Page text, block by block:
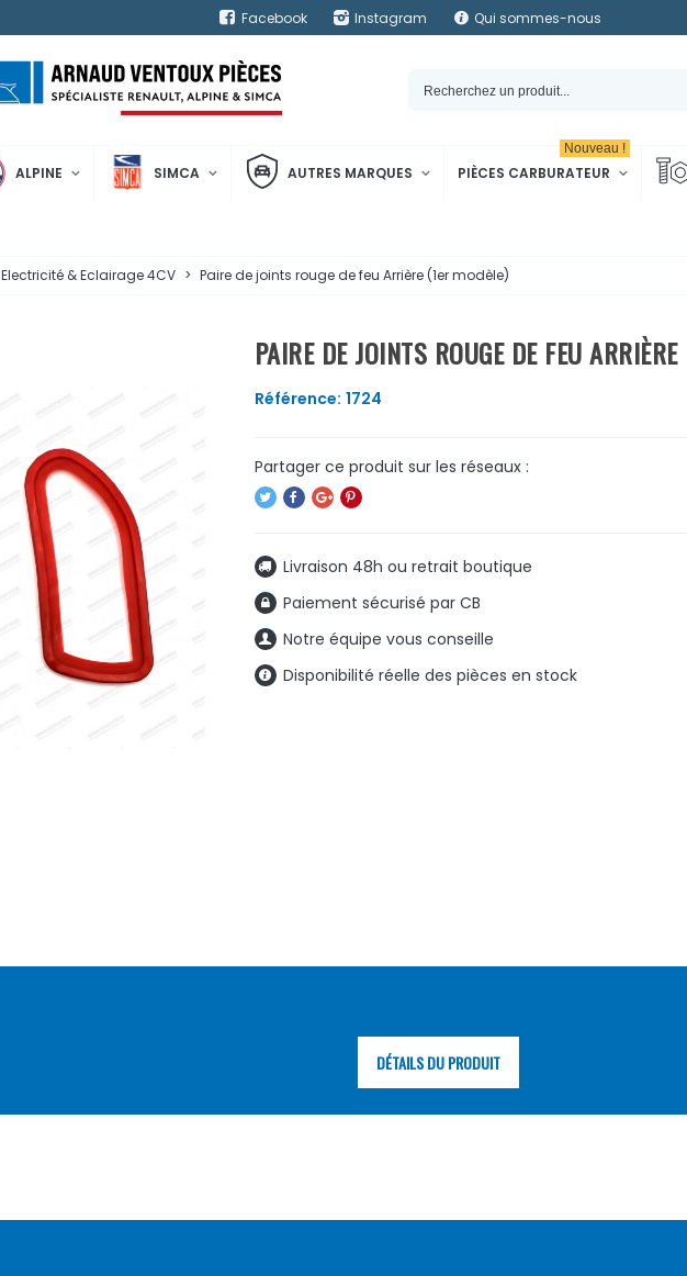
Facebook Instagram Qui sommes-nous
ALPINE SIMCA AUTRES MARQUES PIÈCES CARBURATEUR
Nouveau !
Electricité & Eclairage 4CV > Paire de joints rouge de feu Arrière (1er modèle)
PAIRE DE JOINTS ROUGE DE FEU
Référence: 1724
Livraison 48h ou retrait boutique
Paiement sécurisé par CB
Notre équipe vous conseille
Disponibilité réelle des pièces en stock
DÉTAILS DU PRODUIT